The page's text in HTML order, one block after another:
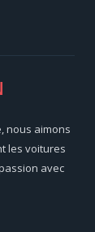
nous aimons
les voitures
avec